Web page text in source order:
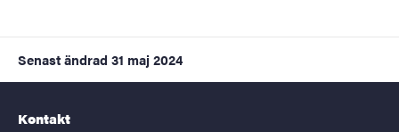
Senast ändrad 31 maj 2024
Kontakt